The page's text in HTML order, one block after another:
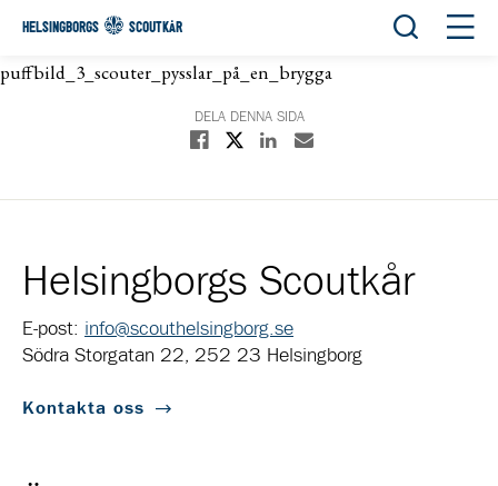
HELSINGBORGS SCOUTKÅR Öppna
puffbild_3_scouter_pysslar_på_en_brygga
DELA DENNA SIDA
Dela på Facebook
Dela på XDela på Linkedin
Dela med E-post
Helsingborgs Scoutkår
E-post: info@scouthelsingborg.se
Södra Storgatan 22, 252 23 Helsingborg
Kontakta oss